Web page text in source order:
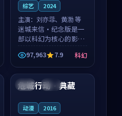
综艺 2024
主演： 刘亦菲、黄渤 等
迷城来信·纪念版是一
部以科幻为核心的影视
作品，围绕危机、反转
与人物成长展开，整体
节奏紧凑，值得推荐观
看。
97,963 7.9 科幻
中国 独播
危城行动·典藏
动漫 2016